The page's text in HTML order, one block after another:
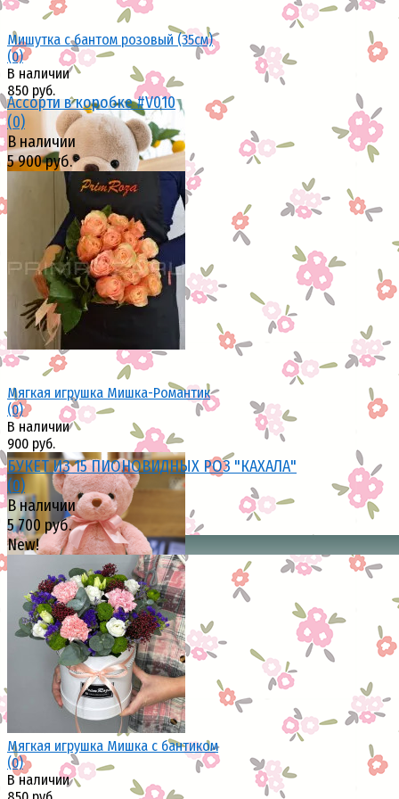
избранное сравнить
Мишутка с бантом розовый (35см)
(0)
В наличии
850 руб.
избранное сравнить
Мягкая игрушка Мишка-Романтик
(0)
В наличии
900 руб.
Мягкая игрушка Мишка с бантиком
(0)
В наличии
избранное сравнить
Ассорти в коробке #V010
(0)
В наличии
5 900 руб.
избранное сравнить
БУКЕТ ИЗ 15 ПИОНОВИДНЫХ РОЗ "КАХАЛА"
(0)
В наличии
5 700 руб.
New!